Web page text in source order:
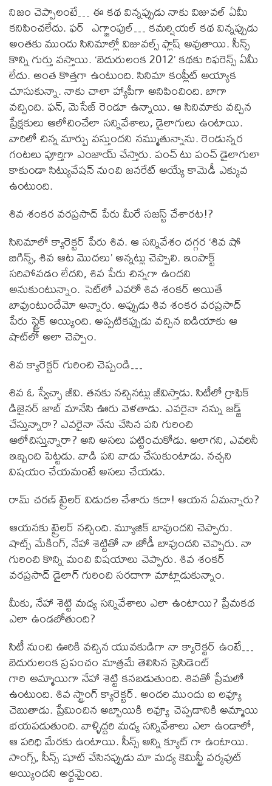
నిజం చెప్పాలంటే… ఈ కథ విన్నప్పుడు నాకు విజువల్ ఏమీ
కనిపించలేదు. ఫర్ ఎగ్జాంపుల్… కమర్షియల్ కథ విన్నప్పుడు
అంతకు ముందు సినిమాల్లో విజువల్స్ ఫ్లాష్ అవుతాయి. సీన్స్
కొన్ని గుర్తు వస్తాయి. ‘బెదురులంక 2012’ కథకు రిఫరెన్స్ ఏమీ
లేదు. అంత కొత్తగా ఉంటుంది. సినిమా కంప్లీట్ అయ్యాక
చూసుకున్నా. నాకు చాలా హ్యాపీగా అనిపించింది. బాగా
వచ్చింది. ఫన్, మెసేజ్ రెండూ ఉన్నాయి. ఆ సినిమాకు వచ్చిన
ప్రేక్షకులు ఆలోచించేలా సన్నివేశాలు, డైలాగులు ఉంటాయి.
వారిలో చిన్న మార్పు వస్తుందని నమ్ముతున్నాను. రెండున్నర
గంటలు పూర్తిగా ఎంజాయ్ చేస్తారు. పంచ్ టు పంచ్ డైలాగులా
కాకుండా సిట్యువేషన్ నుంచి జనరేట్ అయ్యే కామెడీ ఎక్కువ
ఉంటుంది.
శివ శంకర వరప్రసాద్ పేరు మీరే సజస్ట్ చేశారట!?
సినిమాలో క్యారెక్టర్ పేరు శివ. ఆ సన్నివేశం దగ్గర ‘శివ షో
బిగిన్స్, శివ ఆట మొదలు’ అన్నట్లు చెప్పాలి. ఇంపాక్ట్
సరిపోవడం లేదని, శివ పేరు చిన్నగా ఉందని
అనుకుంటున్నాం. సెట్‌లో ఎవరో శివ శంకర్ అయితే
బావుంటుందేమో అన్నారు. అప్పుడు శివ శంకర వరప్రసాద్
పేరు స్ట్రైక్ అయ్యింది. అప్పటికప్పుడు వచ్చిన ఐడియాకు ఆ
షాట్‌లో అలా చెప్పాం.
శివ క్యారెక్టర్ గురించి చెప్పండి…
శివ ఓ స్వేచ్ఛా జీవి. తనకు నచ్చినట్లు జీవిస్తాడు. సిటీలో గ్రాఫిక్
డిజైనర్ జాబ్ మానేసి ఊరు వెళతాడు. ఎవరైనా నన్ను జడ్జ్
చేస్తున్నారా? ఎవరైనా నేను చేసిన పని గురించి
ఆలోచిస్తున్నారా? అని అసలు పట్టించుకోడు. అలాగని, ఎవరినీ
ఇబ్బంది పెట్టడు. వాడి పని వాడు చేసుకుంటాడు. నచ్చని
విషయం చేయమంటే అసలు చేయడు.
రామ్ చరణ్ ట్రైలర్ విడుదల చేశారు కదా! ఆయన ఏమన్నారు?
ఆయనకు ట్రైలర్ నచ్చింది. మ్యూజిక్ బావుందని చెప్పారు.
షాట్స్ మేకింగ్, నేహా శెట్టితో నా జోడీ బావుందని చెప్పారు. నా
గురించి కొన్ని మంచి విషయాలు చెప్పారు. శివ శంకర్
వరప్రసాద్ డైలాగ్ గురించి సరదాగా మాట్లాడుకున్నాం.
మీకు, నేహా శెట్టి మధ్య సన్నివేశాలు ఎలా ఉంటాయి? ప్రేమకథ
ఎలా ఉండబోతుంది?
సిటీ నుంచి ఊరికి వచ్చిన యువకుడిగా నా క్యారెక్టర్ ఉంటే…
బెదురులంక ప్రపంచం మాత్రమే తెలిసిన ప్రెసిడెంట్
గారి అమ్మాయిగా నేహా శెట్టి కనబడుతుంది. శివతో ప్రేమలో
ఉంటుంది. శివ స్ట్రాంగ్ క్యారెక్టర్. అందరి ముందు ఐ లవ్యూ
చెబుతాడు. ప్రేమించిన అబ్బాయికి లవ్యూ చెప్పడానికి అమ్మాయి
భయపడుతుంది. వాళ్ళిద్దరి మధ్య సన్నివేశాలు ఎలా ఉండాలో,
ఆ పరిధి మేరకు ఉంటాయి. సీన్స్ అన్ని క్యూట్ గా ఉంటాయి.
సాంగ్స్, సీన్స్ షూట్ చేసినప్పుడు మా మధ్య కెమిస్ట్రీ వర్కవుట్
అయ్యిందని అర్థమైంది.